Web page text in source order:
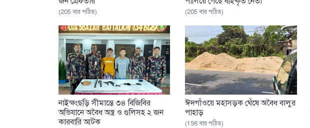
(205 বার পঠিত) (205 বার পঠিত)
নাইক্ষংছড়ি সীমান্তে ৩৪ বিজিবির
অভিযানে অবৈধ অস্ত্র ও গুলিসহ ২ জন
কারবারি আটক
ঈদগাঁওয়ে মহাসড়ক ঘেঁষে অবৈধ বালুর
পাহাড়
(196 বার পঠিত)